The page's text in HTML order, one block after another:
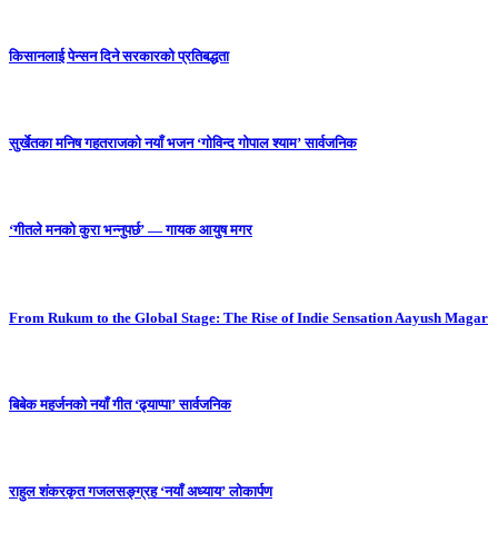
किसानलाई पेन्सन दिने सरकारको प्रतिबद्धता
सुर्खेतका मनिष गहतराजको नयाँ भजन ‘गोविन्द गोपाल श्याम’ सार्वजनिक
‘गीतले मनको कुरा भन्नुपर्छ’ — गायक आयुष मगर
From Rukum to the Global Stage: The Rise of Indie Sensation Aayush Magar
बिबेक महर्जनको नयाँ गीत ‘ढ्याप्पा’ सार्वजनिक
राहुल शंकरकृत गजलसङ्ग्रह ‘नयाँ अध्याय’ लोकार्पण